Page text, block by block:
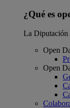
¿Qué es
La Diputación
Open
Open